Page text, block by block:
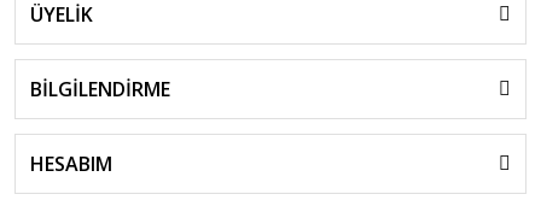
ÜYELİK
BİLGİLENDİRME
HESABIM